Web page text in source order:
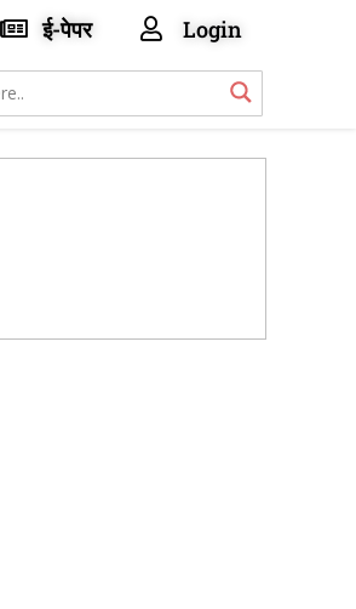
ई-पेपर Login